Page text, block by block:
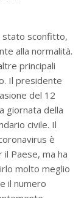
stato sconfitto,
alla normalità.
principali
Il presidente
del 12
giornata della
civile. Il
è
Paese, ma ha
molto meglio
il numero